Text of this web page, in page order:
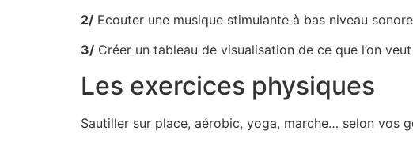
2/ Ecouter une musique stimulante à bas niveau
3/ Créer un tableau de visualisation de ce que l’on
Les exercices physiques
Sautiller sur place, aérobic, yoga, marche… selon vos